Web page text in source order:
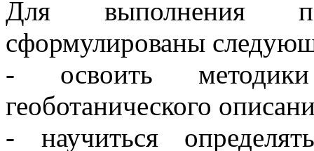
Для выполнения
сформулированы
- освоить
геоботанического
- научиться